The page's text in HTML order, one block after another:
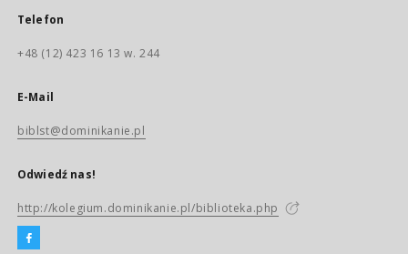
Telefon
+48 (12) 423 16 13 w. 244
E-Mail
biblst@dominikanie.pl
Odwiedź nas!
http://kolegium.dominikanie.pl/biblioteka.php